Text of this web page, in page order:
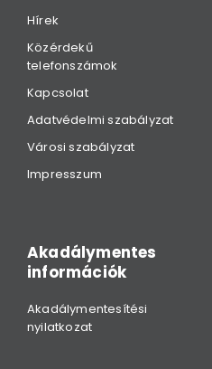
Hírek
Közérdekű
telefonszámok
Kapcsolat
Adatvédelmi szabályzat
Városi szabályzat
Impresszum
Akadálymentes
információk
Akadálymentesítési
nyilatkozat